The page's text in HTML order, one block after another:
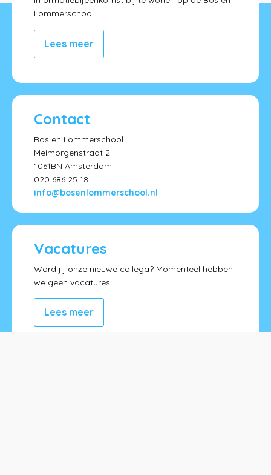
Lommerschool.
Lees meer
Contact
Bos en Lommerschool
Meimorgenstraat 2
1061BN Amsterdam
020 686 25 18
info@bosenlommerschool.nl
Vacatures
Word jij onze nieuwe collega? Momenteel hebben
we geen vacatures.
Lees meer